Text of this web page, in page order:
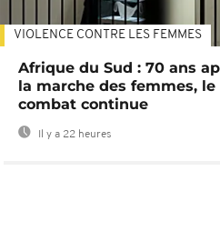
VIOLENCE CONTRE LES FEMMES
Afrique du Sud : 70 ans
la marche des femmes, le
combat continue
Il y a 22 heures